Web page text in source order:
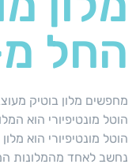
החל מ-1400
מחפשים מלון בוטיק
הוטל מונטיפיורי הוא
הוטל מונטיפיורי הוא
נחשב לאחד מהמלונות